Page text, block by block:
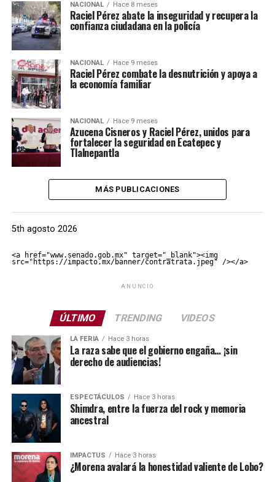
NACIONAL Hace 8 meses
Raciel Pérez abate la inseguridad y recupera la
confianza ciudadana en la policía
NACIONAL Hace 9 meses
Raciel Pérez combate la desnutrición y apoya a
la economía familiar
NACIONAL Hace 9 meses
Azucena Cisneros y Raciel Pérez, unidos para
fortalecer la seguridad en Ecatepec y
Tlalnepantla
MÁS PUBLICACIONES
5th agosto 2026
<a href="www.senado.gob.mx" target="_blank"><img
src="https://impacto.mx/banner/contratrata.jpeg" /></a>
ANUNCIO
ÚLTIMO TRENDING VIDEOS
LA FERIA Hace 3 horas
La raza sabe que el gobierno engaña… ¡sin
derecho de audiencias!
ESPECTÁCULOS Hace 3 horas
Shimdra, entre la fuerza del rock y memoria
ancestral
IMPACTUS Hace 3 horas
¿Morena avalará la honestidad valiente de Lobo?